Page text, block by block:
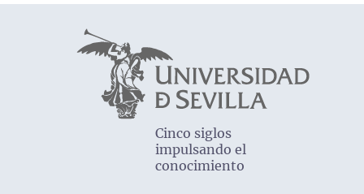
Cinco siglos
impulsando el
conocimiento